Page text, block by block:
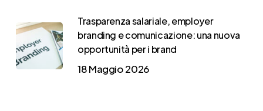
Trasparenza salariale, employer
branding e comunicazione: una nuova
opportunità per i brand
18 Maggio 2026